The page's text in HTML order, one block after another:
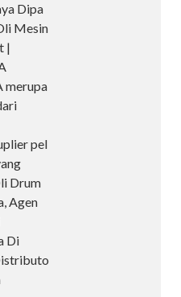
Dipa
Mesin
|
merupa
pel
Drum
Agen
Di